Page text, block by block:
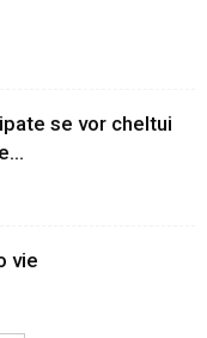
se vor cheltui
vie